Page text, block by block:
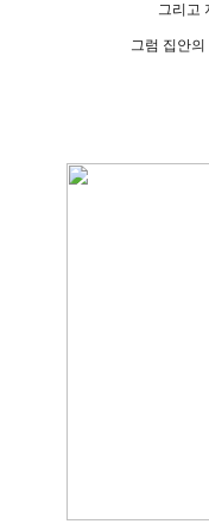
그리고
그럼 집안